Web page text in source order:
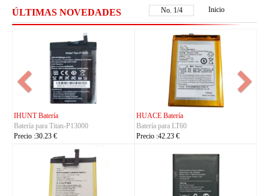
ÚLTIMAS NOVEDADES No. 1/4 Inicio
FUJITSU Batería
Batería para RA07503-1091
Precio :24.23 €
FUJITSU Batería
Batería para RA07504-1091
Precio :24.23 €